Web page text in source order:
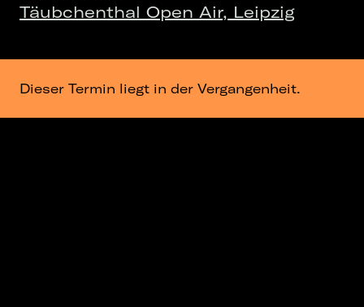
Täubchenthal Open Air, Leipzig
Dieser Termin liegt in der Vergangenheit.